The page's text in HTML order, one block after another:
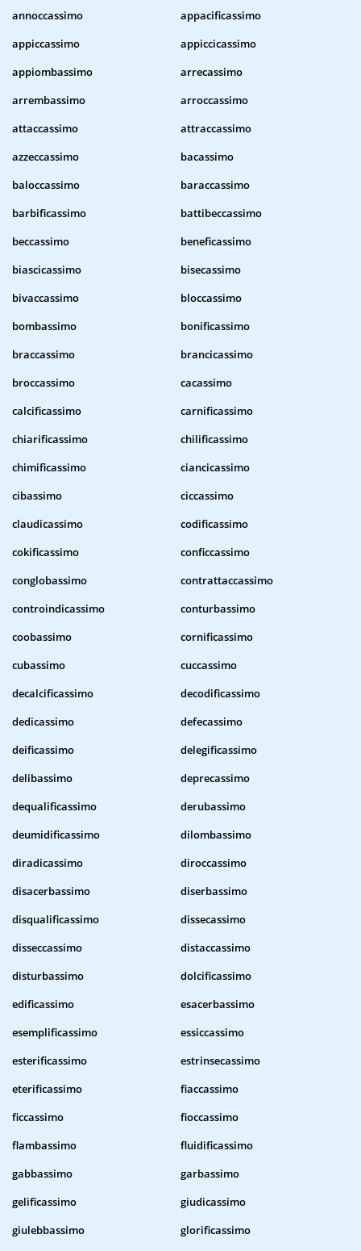
annoccassimo
appacificassimo
appiccassimo
appiccicassimo
appiombassimo
arrecassimo
arrembassimo
arroccassimo
attaccassimo
attraccassimo
azzeccassimo
bacassimo
baloccassimo
baraccassimo
barbificassimo
battibeccassimo
beccassimo
beneficassimo
biascicassimo
bisecassimo
bivaccassimo
bloccassimo
bombassimo
bonificassimo
braccassimo
brancicassimo
broccassimo
cacassimo
calcificassimo
carnificassimo
chiarificassimo
chilificassimo
chimificassimo
ciancicassimo
cibassimo
ciccassimo
claudicassimo
codificassimo
cokificassimo
conficcassimo
conglobassimo
contrattaccassimo
controindicassimo
conturbassimo
coobassimo
cornificassimo
cubassimo
cuccassimo
decalcificassimo
decodificassimo
dedicassimo
defecassimo
deificassimo
delegificassimo
delibassimo
deprecassimo
dequalificassimo
derubassimo
deumidificassimo
dilombassimo
diradicassimo
diroccassimo
disacerbassimo
diserbassimo
disqualificassimo
dissecassimo
disseccassimo
distaccassimo
disturbassimo
dolcificassimo
edificassimo
esacerbassimo
esemplificassimo
essiccassimo
esterificassimo
estrinsecassimo
eterificassimo
fiaccassimo
ficcassimo
fioccassimo
flambassimo
fluidificassimo
gabbassimo
garbassimo
gelificassimo
giudicassimo
giulebbassimo
glorificassimo